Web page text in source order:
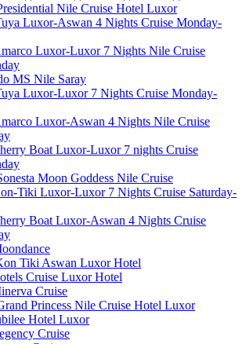
Nile Cruise Hotel Luxor
Luxor-Aswan 4 Nights Cruise Monday-
Luxor-Luxor 7 Nights Nile Cruise
MS Nile Saray
Luxor-Luxor 7 Nights Cruise Monday-
Luxor-Aswan 4 Nights Nile Cruise
Boat Luxor-Luxor 7 nights Cruise
Moon Goddess Nile Cruise
Tiki Luxor-Luxor 7 Nights Cruise Saturday-
Boat Luxor-Aswan 4 Nights Cruise
Tiki Aswan Luxor Hotel
Cruise Luxor Hotel
Cruise
Princess Nile Cruise Hotel Luxor
Hotel Luxor
Cruise